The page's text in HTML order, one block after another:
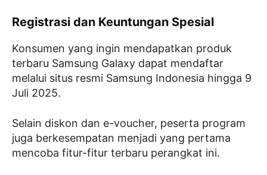
Registrasi dan Keuntungan Spesial
Konsumen yang ingin mendapatkan produk
terbaru Samsung Galaxy dapat mendaftar
melalui situs resmi Samsung Indonesia hingga 9
Juli 2025.
Selain diskon dan e-voucher, peserta program
juga berkesempatan menjadi yang pertama
mencoba fitur-fitur terbaru perangkat ini.